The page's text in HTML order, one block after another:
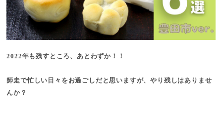
2022年も残すところ、あとわずか！！
師走で忙しい日々をお過ごしだと思いますが、やり残しはありませ
んか？